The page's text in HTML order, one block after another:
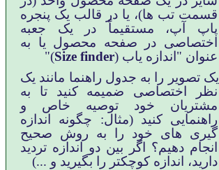
قسمت تب ها)، یا در قالب یک پنجره
پاپ آپ، مستقیماً در یک جعبه
اختصاصی در صفحه محصول یا به
عنوان "اندازه یاب (Size finder
)"
یک تصویر را به جدول راهنما مانند یک
نظر اختصاصی ضمیمه کنید تا به
مشتریان خود توصیه خاص و
راهنمایی کنید (مثال: چگونه اندازه
گیری های خود را به روش صحیح
انجام دهیم؟ اگر بین دو اندازه تردید
دارید، اندازه کوچکتر را بگیرید و ...)